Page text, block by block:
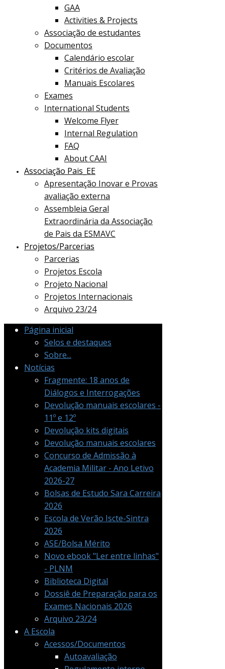
GAA
Activities & Projects
Associação de estudantes
Documentos
Calendário escolar
Critérios de Avaliação
Manuais Escolares
Exames
International Students
Welcome Flyer
Internal Regulation
FAQ
About CAAI
Associação Pais_EE
Apresentação Inovar e Provas
avaliação externa
Assembleia Geral
Extraordinária da Associação
de Pais da ESMAVC
Projetos/Parcerias
Parcerias
Projetos Escola
Projeto Nacional
Projetos Internacionais
Arquivo 23/24
Página inicial
Selos e destaques
Sobre...
Notícias
Fragmente: 18 anos de
Diálogos e Interrogações
Devolução manuais escolares -
11º e 12º
Devolução kits digitais
Devolução manuais escolares
Concurso de Admissão à
Academia Militar - Ano Letivo
2026-27
Bolsas de Estudo Sara Carreira
2026
Escola de Verão Iscte-Sintra
2026
ASE/Bolsa Mérito
Novo ebook "Ler entre linhas"
- PLNM
Biblioteca Digital
Dossiê de Preparação para os
Exames Nacionais 2026
Arquivo 23/24
A Escola
Acessos/Documentos
Autoavaliação